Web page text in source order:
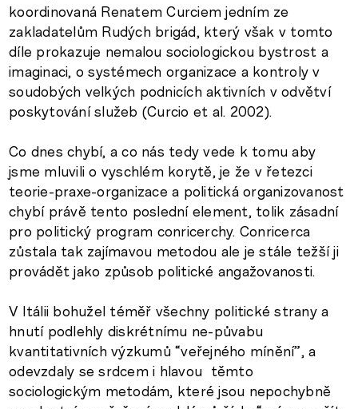
koordinovaná Renatem Curciem jedním ze
zakladatelům Rudých brigád, který však v tomto
díle prokazuje nemalou sociologickou bystrost a
imaginaci, o systémech organizace a kontroly v
soudobých velkých podnicích aktivních v odvětví
poskytování služeb (Curcio et al. 2002).
Co dnes chybí, a co nás tedy vede k tomu aby
jsme mluvili o vyschlém korytě, je že v řetezci
teorie-praxe-organizace a politická organizovanost
chybí právě tento poslední element, tolik zásadní
pro politický program conricerchy. Conricerca
zůstala tak zajímavou metodou ale je stále težší ji
provádět jako způsob politické angažovanosti.
V Itálii bohužel téměř všechny politické strany a
hnutí podlehly diskrétnímu ne-půvabu
kvantitativních výzkumů “veřejného mínění”, a
odevzdaly se srdcem i hlavou těmto
sociologickým metodám, které jsou nepochybně